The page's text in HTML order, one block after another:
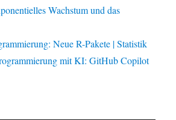
Wachstum und das
Neue R-Pakete | Statistik
mit KI: GitHub Copilot